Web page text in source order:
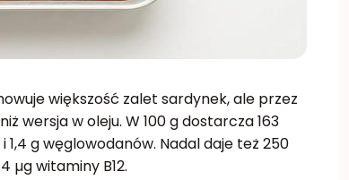
większość zalet sardynek, ale przez
wersja w oleju. W 100 g dostarcza 163
i 1,4 g węglowodanów. Nadal daje też 250
µg witaminy B12.